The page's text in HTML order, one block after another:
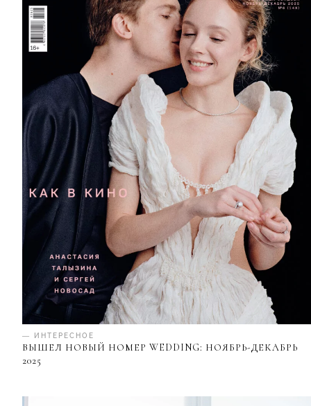
— ИНТЕРЕСНОЕ
ВЫШЕЛ НОВЫЙ НОМЕР WEDDING: НОЯБРЬ-ДЕКАБРЬ
2025